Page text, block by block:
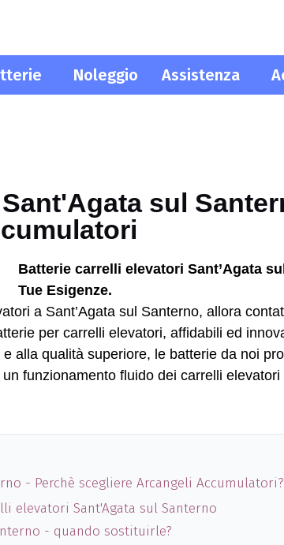
Noleggio Assistenza
sul
Batterie carrelli elevatori Sant’Agata
Tue Esigenze.
a Sant’Agata sul Santerno, allora
per carrelli elevatori, affidabili ed
alla qualità superiore, le batterie da noi
funzionamento fluido dei carrelli
- Perchè scegliere Arcangeli Accumulatori?
elevatori Sant'Agata sul Santerno
- quando sostituirle?